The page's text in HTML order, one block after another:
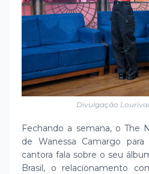
Divulgação
Fechando a semana, o The
de Wanessa Camargo
cantora fala sobre o seu
Brasil, o relacionamento